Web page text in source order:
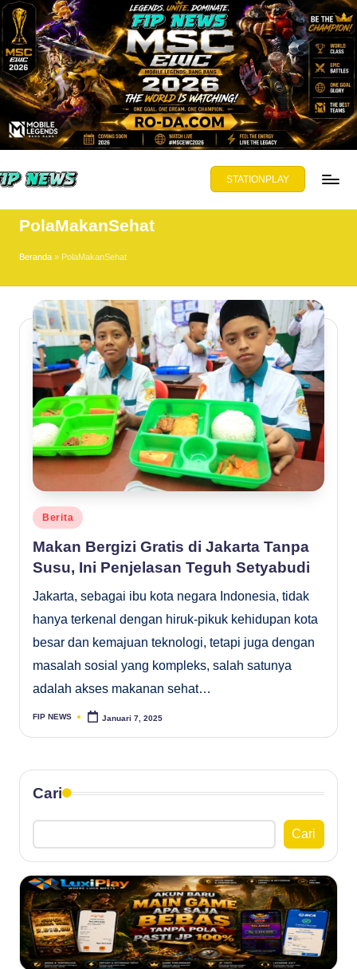
Skip
to
content
STATIONPLAY
PolaMakanSehat
Beranda » PolaMakanSehat
Posted
Berita
Makan Bergizi Gratis di Jakarta Tanpa
Susu, Ini Penjelasan Teguh Setyabudi
Jakarta, sebagai ibu kota negara Indonesia, tidak
hanya terkenal dengan hiruk-pikuk kehidupan kota
besar dan kemajuan teknologi, tetapi juga dengan
masalah sosial yang kompleks, salah satunya
adalah akses makanan sehat…
Posted
FIP NEWS Januari 7, 2025
Cari
Cari